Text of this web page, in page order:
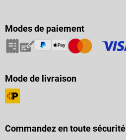
Modes de paiement
Mode de livraison
Commandez en toute sécurité